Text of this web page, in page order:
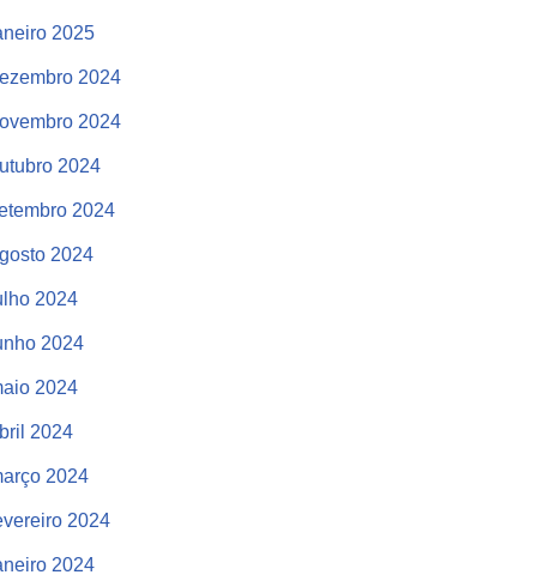
2025
2024
2024
2024
2024
2024
2024
2024
2024
2024
2024
2024
2024